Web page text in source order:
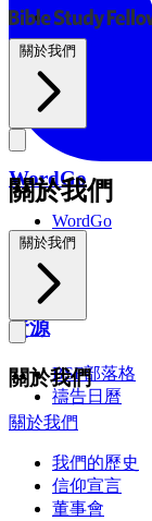
WordGo
WordGo
課程
資源
BSF部落格
禱告日曆
義工
支持教會
關於我們
關於我們
關於我們
關於我們
關於我們
我們的歷史
信仰宣言
董事會